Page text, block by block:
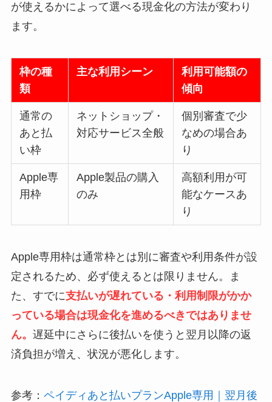
が使えるかによって選べる現金化の方法が変わり
ます。
枠の種
類
主な利用シーン
利用可能額の
傾向
通常の
あと払
い枠
ネットショップ・
対応サービス全般
個別審査で少
なめの場合あ
り
Apple専
用枠
Apple製品の購入
のみ
高額利用が可
能なケースあ
り
Apple専用枠は通常枠とは別に審査や利用条件が設
定されるため、必ず使えるとは限りません。ま
た、すでに支払いが遅れている・利用制限がかか
っている場合は現金化を進めるべきではありませ
ん。 遅延中にさらに後払いを使うと翌月以降の返
済負担が増え、状況が悪化します。
参考： ペイディあと払いプランApple専用｜翌月後